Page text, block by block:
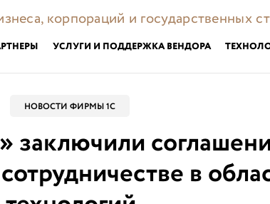
корпораций и государственных
УСЛУГИ И ПОДДЕРЖКА ВЕНДОРА
НОВОСТИ ФИРМЫ 1С
заключили
в